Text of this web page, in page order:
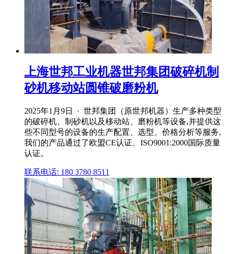
上海世邦工业机器世邦集团破碎机制
砂机移动站圆锥破磨粉机
2025年1月9日 · 世邦集团（原世邦机器）生产多种类型
的破碎机、制砂机以及移动站、磨粉机等设备,并提供这
些不同型号的设备的生产配置、选型、价格分析等服务,
我们的产品通过了欧盟CE认证、ISO9001:2000国际质量
认证。
联系电话: 180 3780 8511